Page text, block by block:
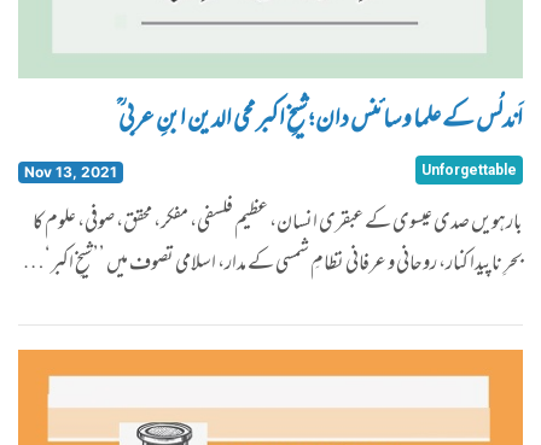
اَندلُس کے علما و سائنس دان ؛شیخِ اکبر محی الدین ابنِ عربی ؒ
Nov 13, 2021 Unforgettable
بارہویں صدی عیسوی کے عبقری انسان، عظیم فلسفی، مفکر، محقق، صوفی، علوم کا
بحرِ ناپیدا کنار، روحانی و عرفانی نظامِ شمسی کے مدار، اسلامی تصوف میں ’’شیخِ اکبر‘…